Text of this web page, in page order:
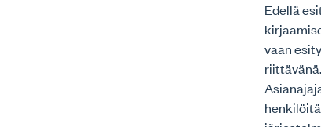
Edellä
vaan